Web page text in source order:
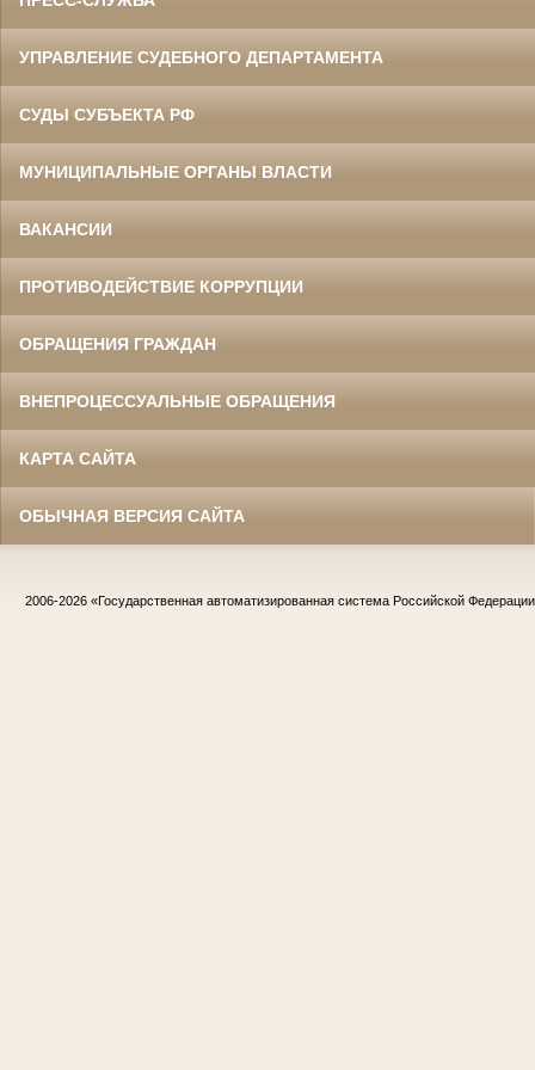
УПРАВЛЕНИЕ СУДЕБНОГО ДЕПАРТАМЕНТА
СУДЫ СУБЪЕКТА РФ
МУНИЦИПАЛЬНЫЕ ОРГАНЫ ВЛАСТИ
ВАКАНСИИ
ПРОТИВОДЕЙСТВИЕ КОРРУПЦИИ
ОБРАЩЕНИЯ ГРАЖДАН
ВНЕПРОЦЕССУАЛЬНЫЕ ОБРАЩЕНИЯ
КАРТА САЙТА
ОБЫЧНАЯ ВЕРСИЯ САЙТА
2006-2026 «Государственная автоматизированная система Российской